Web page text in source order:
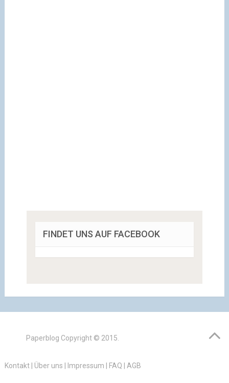
FINDET UNS AUF FACEBOOK
Paperblog Copyright © 2015.
Kontakt| Über uns Impressum FAQ AGB